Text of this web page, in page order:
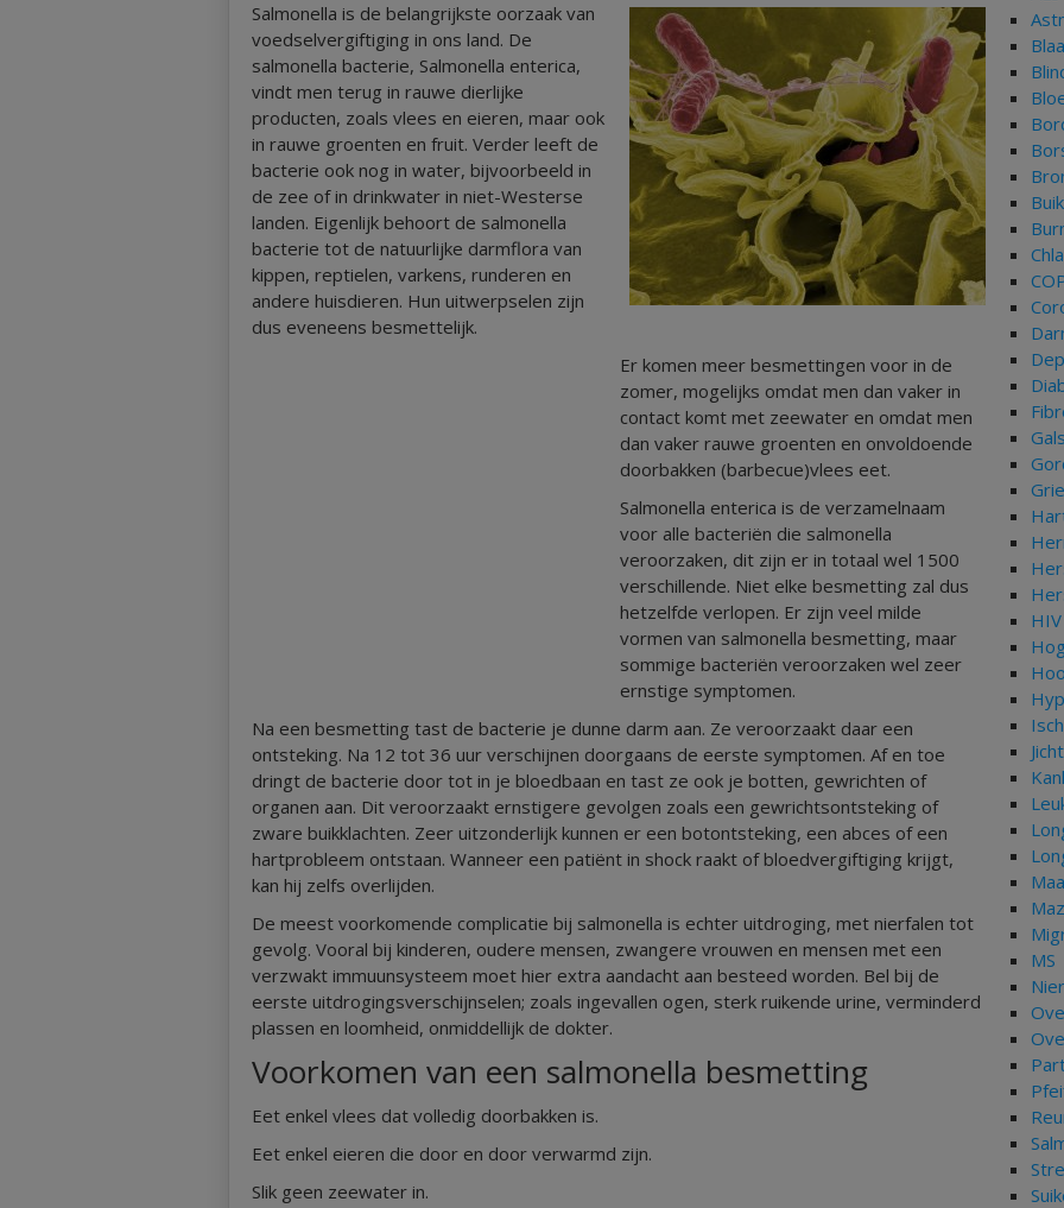
Salmonella is de belangrijkste oorzaak van
voedselvergiftiging in ons land. De
salmonella bacterie, Salmonella enterica,
vindt men terug in rauwe dierlijke
producten, zoals vlees en eieren, maar ook
in rauwe groenten en fruit. Verder leeft de
bacterie ook nog in water, bijvoorbeeld in
de zee of in drinkwater in niet-Westerse
landen. Eigenlijk behoort de salmonella
bacterie tot de natuurlijke darmflora van
kippen, reptielen, varkens, runderen en
andere huisdieren. Hun uitwerpselen zijn
dus eveneens besmettelijk.
Er komen meer besmettingen voor in de
zomer, mogelijks omdat men dan vaker in
contact komt met zeewater en omdat men
dan vaker rauwe groenten en onvoldoende
doorbakken (barbecue)vlees eet.
Salmonella enterica is de verzamelnaam
voor alle bacteriën die salmonella
veroorzaken, dit zijn er in totaal wel 1500
verschillende. Niet elke besmetting zal dus
hetzelfde verlopen. Er zijn veel milde
vormen van salmonella besmetting, maar
sommige bacteriën veroorzaken wel zeer
ernstige symptomen.
Na een besmetting tast de bacterie je dunne darm aan. Ze veroorzaakt daar een
ontsteking. Na 12 tot 36 uur verschijnen doorgaans de eerste symptomen. Af en toe
dringt de bacterie door tot in je bloedbaan en tast ze ook je botten, gewrichten of
organen aan. Dit veroorzaakt ernstigere gevolgen zoals een gewrichtsontsteking of
zware buikklachten. Zeer uitzonderlijk kunnen er een botontsteking, een abces of een
hartprobleem ontstaan. Wanneer een patiënt in shock raakt of bloedvergiftiging krijgt,
kan hij zelfs overlijden.
De meest voorkomende complicatie bij salmonella is echter uitdroging, met nierfalen tot
gevolg. Vooral bij kinderen, oudere mensen, zwangere vrouwen en mensen met een
verzwakt immuunsysteem moet hier extra aandacht aan besteed worden. Bel bij de
eerste uitdrogingsverschijnselen; zoals ingevallen ogen, sterk ruikende urine, verminderd
plassen en loomheid, onmiddellijk de dokter.
Voorkomen van een salmonella besmetting
Eet enkel vlees dat volledig doorbakken is.
Eet enkel eieren die door en door verwarmd zijn.
Slik geen zeewater in.
HIV
Jicht
MS